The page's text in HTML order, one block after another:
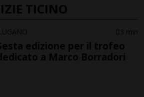
TICINO
3 min
edizione per il trofeo
a Marco Borradori